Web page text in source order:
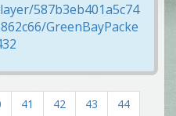
587b3eb401a5c74
GreenBayPacke
41 42 43
44